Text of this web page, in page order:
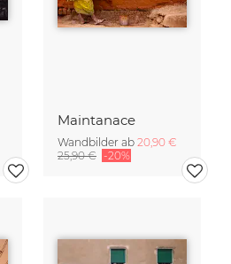
Maintanace
Wandbilder ab 20,90 €
25,90 € -20%